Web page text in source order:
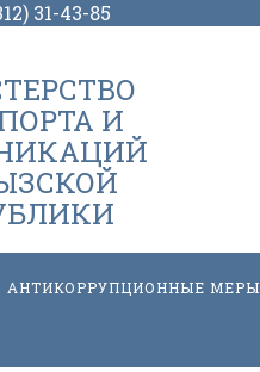
31-43-85
И
АНТИКОРРУПЦИОННЫЕ МЕРЫ